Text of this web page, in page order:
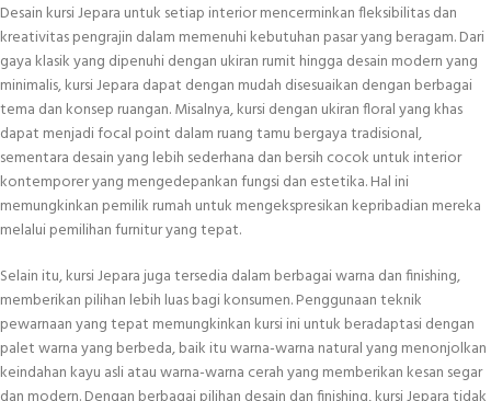
Desain kursi Jepara untuk setiap interior mencerminkan fleksibilitas dan
kreativitas pengrajin dalam memenuhi kebutuhan pasar yang beragam. Dari
gaya klasik yang dipenuhi dengan ukiran rumit hingga desain modern yang
minimalis, kursi Jepara dapat dengan mudah disesuaikan dengan berbagai
tema dan konsep ruangan. Misalnya, kursi dengan ukiran floral yang khas
dapat menjadi focal point dalam ruang tamu bergaya tradisional,
sementara desain yang lebih sederhana dan bersih cocok untuk interior
kontemporer yang mengedepankan fungsi dan estetika. Hal ini
memungkinkan pemilik rumah untuk mengekspresikan kepribadian mereka
melalui pemilihan furnitur yang tepat.
Selain itu, kursi Jepara juga tersedia dalam berbagai warna dan finishing,
memberikan pilihan lebih luas bagi konsumen. Penggunaan teknik
pewarnaan yang tepat memungkinkan kursi ini untuk beradaptasi dengan
palet warna yang berbeda, baik itu warna-warna natural yang menonjolkan
keindahan kayu asli atau warna-warna cerah yang memberikan kesan segar